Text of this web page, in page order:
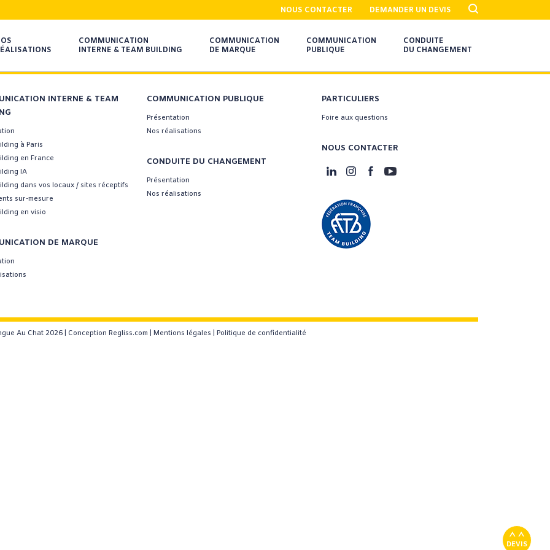
NOUS CONTACTER DEMANDER UN DEVIS
COMMUNICATION
INTERNE & TEAM BUILDING
COMMUNICATION
DE MARQUE
COMMUNICATION
PUBLIQUE
CONDUITE
DU CHANGEMENT
DEVIS
INTERNE & TEAM
à Paris
en France
IA
dans vos locaux / sites réceptifs
sur-mesure
en visio
DE MARQUE
COMMUNICATION PUBLIQUE
Présentation
Nos réalisations
CONDUITE DU CHANGEMENT
Présentation
Nos réalisations
PARTICULIERS
Foire aux questions
NOUS CONTACTER
Au Chat 2026 | Conception Regliss.com Mentions légales Politique de confidentialité